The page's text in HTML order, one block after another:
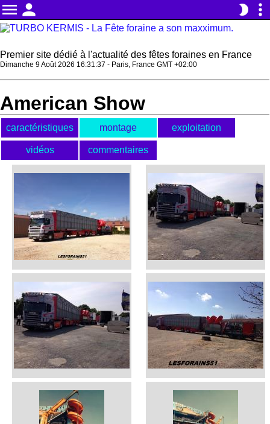
menu person brightness_2 more_vert
Premier site dédié à l'actualité des fêtes foraines en France
Dimanche 9 Août 2026 16:31:37 - Paris, France GMT +02:00
American Show
caractéristiques montage exploitation
vidéos commentaires